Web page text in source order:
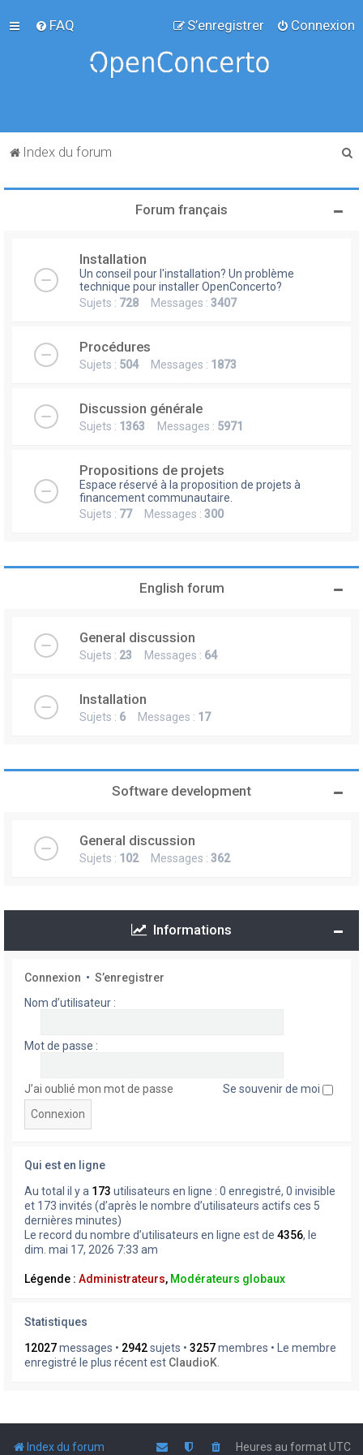
FAQ Connexion
S’enregistrer
Index du forum
Forum français
Installation
Un conseil pour l'installation? Un problème
technique pour installer OpenConcerto?
Sujets : 728 Messages : 3407
Procédures
Sujets : 504Messages : 1873
Discussion générale
Sujets : 1363 Messages : 5971
Propositions de projets
Espace réservé à la proposition de projets à
financement communautaire.
Sujets : 77Messages : 300
English forum
General discussion
Sujets : 23 Messages : 64
Installation
Sujets : 6 Messages : 17
Software development
General discussion
Sujets : 102Messages : 362
Informations
Connexion • S’enregistrer
Nom d’utilisateur :
Mot de passe :
J’ai oublié mon mot de passe Se souvenir de moi
Qui est en ligne
Au total il y a 173 utilisateurs en ligne : 0 enregistré, 0 invisible
et 173 invités (d’après le nombre d’utilisateurs actifs ces 5
dernières minutes)
Le record du nombre d’utilisateurs en ligne est de 4356, le
dim. mai 17, 2026 7:33 am
Légende : Administrateurs, Modérateurs globaux
Statistiques
12027messages • 2942sujets • 3257membres • Le membre
enregistré le plus récent est ClaudioK
Index du forum Heures au formatUTC